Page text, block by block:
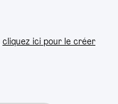
cliquez ici pour le créer